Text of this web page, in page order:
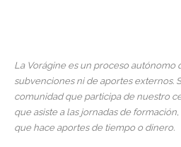
La Vorágine es un proceso autónomo
subvenciones ni de aportes externos.
comunidad que participa de nuestro
que asiste a las jornadas de
que hace aportes de tiempo o dinero.